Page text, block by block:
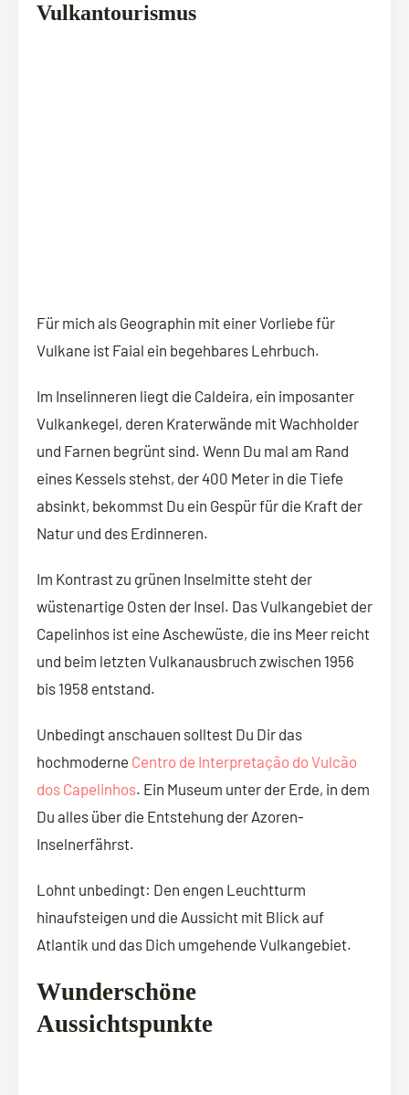
Vulkantourismus
Für mich als Geographin mit einer Vorliebe für
Vulkane ist Faial ein begehbares Lehrbuch.
Im Inselinneren liegt die Caldeira, ein imposanter
Vulkankegel, deren Kraterwände mit Wachholder
und Farnen begrünt sind. Wenn Du mal am Rand
eines Kessels stehst, der 400 Meter in die Tiefe
absinkt, bekommst Du ein Gespür für die Kraft der
Natur und des Erdinneren.
Im Kontrast zu grünen Inselmitte steht der
wüstenartige Osten der Insel. Das Vulkangebiet der
Capelinhos ist eine Aschewüste, die ins Meer reicht
und beim letzten Vulkanausbruch zwischen 1956
bis 1958 entstand.
Unbedingt anschauen solltest Du Dir das
hochmoderne Centro de Interpretação do Vulcão
dos Capelinhos. Ein Museum unter der Erde, in dem
Du alles über die Entstehung der Azoren-
Inselnerfährst.
Lohnt unbedingt: Den engen Leuchtturm
hinaufsteigen und die Aussicht mit Blick auf
Atlantik und das Dich umgehende Vulkangebiet.
Wunderschöne
Aussichtspunkte